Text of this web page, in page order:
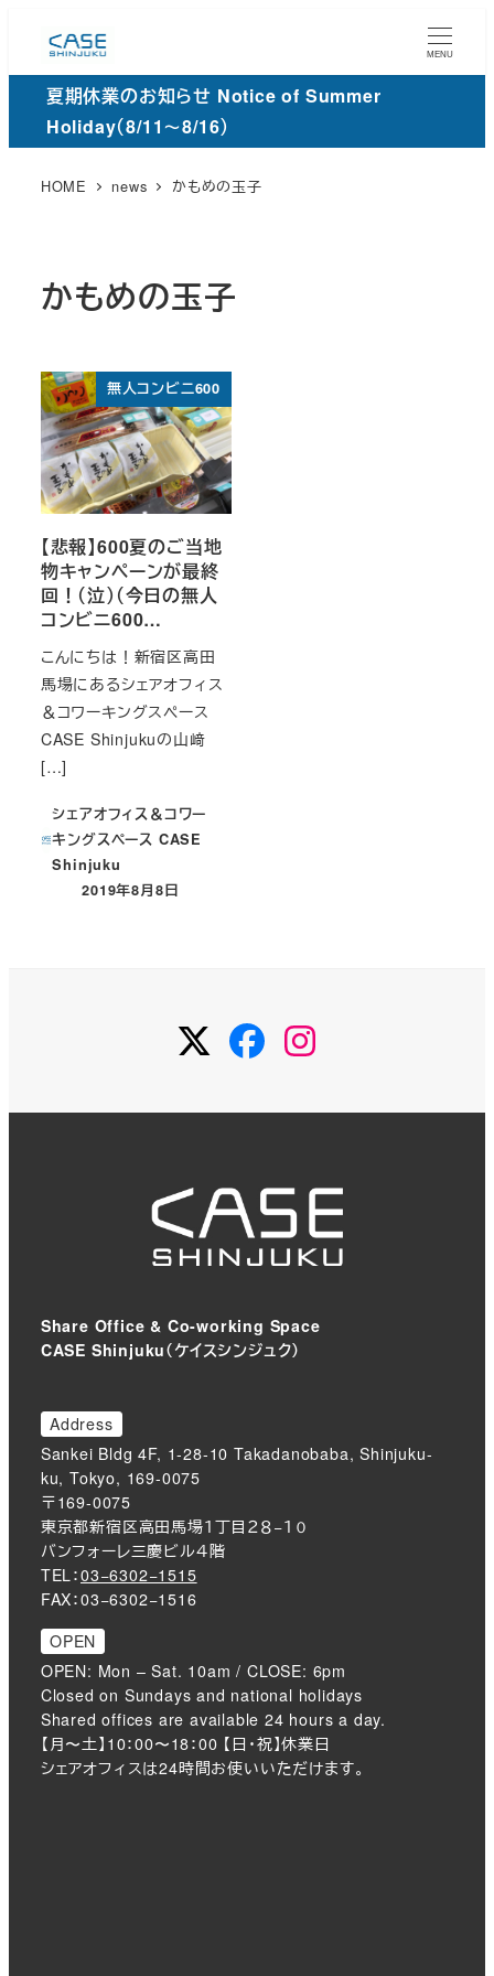
ン
MENU
夏期休業のお知らせ Notice of Summer
Holiday（8/11～8/16）
HOME news かもめの玉子
かもめの玉子
無人コンビニ600
【悲報】600夏のご当地
物キャンペーンが最終
回！（泣）（今日の無人
コンビニ600…
こんにちは！新宿区高田
馬場にあるシェアオフィス
＆コワーキングスペース
CASE Shinjukuの山﨑
[…]
シェアオフィス＆コワー
キングスペース CASE
Shinjuku
投稿日
2019年8月8日
TwitterFacebook
Share Office & Co-working Space
CASE Shinjuku（ケイスシンジュク）
Address
Sankei Bldg 4F, 1-28-10 Takadanobaba, Shinjuku-
ku, Tokyo, 169-0075
〒169-0075
東京都新宿区高田馬場１丁目２８−１０
バンフォーレ三慶ビル４階
TEL：03−6302−1515
FAX：03−6302−1516
OPEN
OPEN: Mon – Sat. 10am / CLOSE: 6pm
Closed on Sundays and national holidays
Shared offices are available 24 hours a day.
【月〜土】10：00〜18：00 【日・祝】休業日
シェアオフィスは24時間お使いいただけます。